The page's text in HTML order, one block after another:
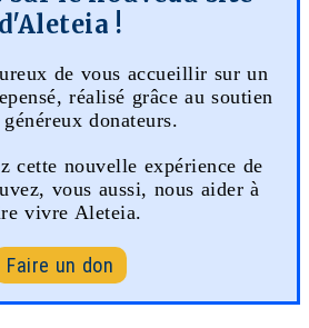
d'Aleteia !
de vous accueillir sur un
réalisé grâce au soutien
donateurs.
cette nouvelle expérience de
vous aussi, nous aider à
vivre Aleteia.
Faire un don